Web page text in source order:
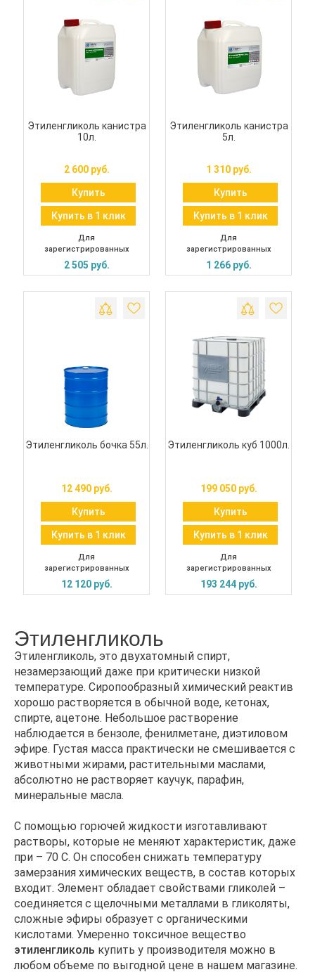
Этиленгликоль канистра
10л.
2 600 руб.
Купить
Купить в 1 клик
Для
зарегистрированных
2 505 руб.
Этиленгликоль канистра
5л.
1 310 руб.
Купить
Купить в 1 клик
Для
зарегистрированных
1 266 руб.
Этиленгликоль бочка 55л.
12 490 руб.
Купить
Купить в 1 клик
Для
зарегистрированных
12 120 руб.
Этиленгликоль куб 1000л.
199 050 руб.
Купить
Купить в 1 клик
Для
зарегистрированных
193 244 руб.
Этиленгликоль
Этиленгликоль, это двухатомный спирт,
незамерзающий даже при критически низкой
температуре. Сиропообразный химический реактив
хорошо растворяется в обычной воде, кетонах,
спирте, ацетоне. Небольшое растворение
наблюдается в бензоле, фенилметане, диэтиловом
эфире. Густая масса практически не смешивается с
животными жирами, растительными маслами,
абсолютно не растворяет каучук, парафин,
минеральные масла.
С помощью горючей жидкости изготавливают
растворы, которые не меняют характеристик, даже
при – 70 С. Он способен снижать температуру
замерзания химических веществ, в состав которых
входит. Элемент обладает свойствами гликолей –
соединяется с щелочными металлами в гликоляты,
сложные эфиры образует с органическими
кислотами. Умеренно токсичное вещество
этиленгликоль купить у производителя можно в
любом объеме по выгодной цене в нашем магазине.